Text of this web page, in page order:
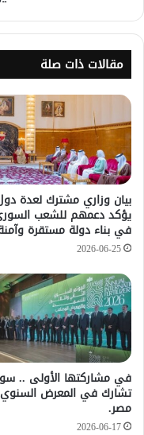
مقالات ذات صلة
بيان وزاري مشترك لعدة
يؤكد دعمهم للشعب
في بناء دولة مستقرة
2026-06-25
في مشاركتها الأولى ..
تشارك في المعرض
مصر.
2026-06-17